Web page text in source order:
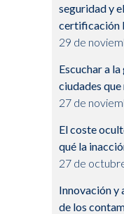
seguridad y
certificación
29 de
Escuchar a
ciudades
27 de
El coste
qué la
27 de
Innovación y
de los